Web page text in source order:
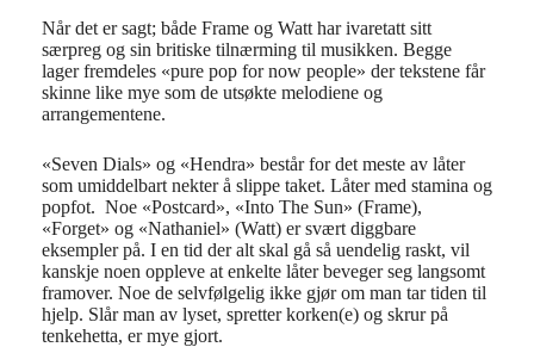
Når det er sagt; både Frame og Watt har ivaretatt sitt
særpreg og sin britiske tilnærming til musikken. Begge
lager fremdeles «pure pop for now people» der tekstene får
skinne like mye som de utsøkte melodiene og
arrangementene.
«Seven Dials» og «Hendra» består for det meste av låter
som umiddelbart nekter å slippe taket. Låter med stamina og
popfot. Noe «Postcard», «Into The Sun» (Frame),
«Forget» og «Nathaniel» (Watt) er svært diggbare
eksempler på. I en tid der alt skal gå så uendelig raskt, vil
kanskje noen oppleve at enkelte låter beveger seg langsomt
framover. Noe de selvfølgelig ikke gjør om man tar tiden til
hjelp. Slår man av lyset, spretter korken(e) og skrur på
tenkehetta, er mye gjort.